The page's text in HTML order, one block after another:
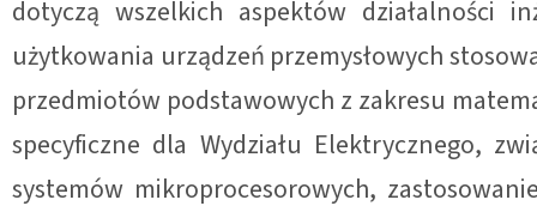
dotyczą wszelkich aspektów działalności
użytkowania urządzeń przemysłowych
przedmiotów podstawowych z zakresu
specyficzne dla Wydziału Elektrycznego,
systemów mikroprocesorowych,